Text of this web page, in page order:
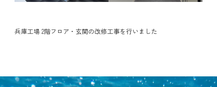
兵庫工場 2階フロア・玄関の改修工事を行いました